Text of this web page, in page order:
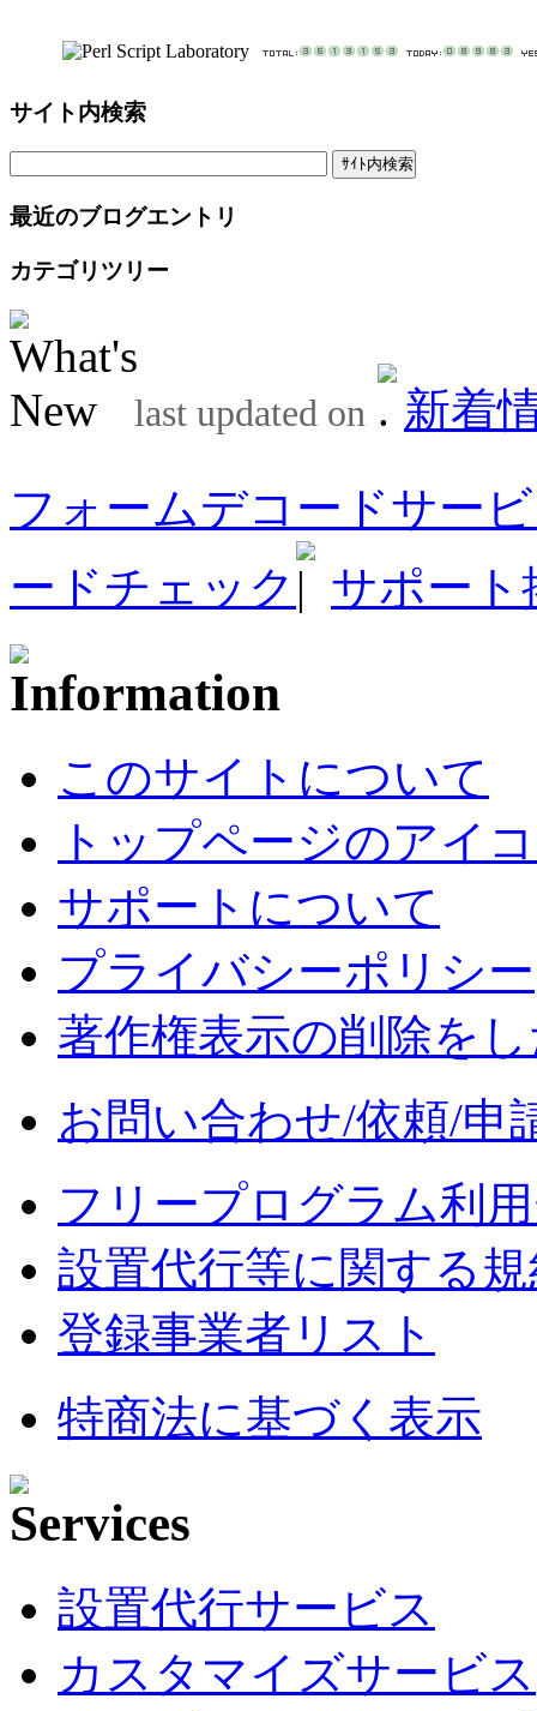
サイト内検索
最近のブログエントリ
カテゴリツリー
last updated on
新着
フォームデコードサー
ードチェック
サポート
このサイトについて
トップページのアイ
サポートについて
プライバシーポリシー
著作権表示の削除を
お問い合わせ/依頼/申
フリープログラム利
設置代行等に関する
登録事業者リスト
特商法に基づく表示
設置代行サービス
カスタマイズサービス